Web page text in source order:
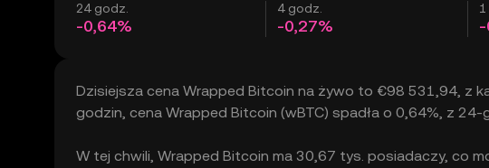
24 godz.
-0,64%
4 godz.
-0,27% -
Dzisiejsza cena Wrapped Bitcoin na żywo to €98 531,94, z
godzin, cena Wrapped Bitcoin (wBTC) spadła o 0,64%, z
W tej chwili, Wrapped Bitcoin ma 30,67 tys. posiadaczy, co